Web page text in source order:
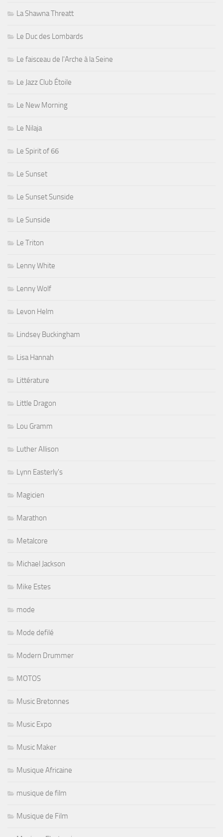
La Shawna Threatt
Le Duc des Lombards
Le faisceau de l'Arche à la Seine
Le Jazz Club Étoile
Le New Morning
Le Nilaja
Le Spirit of 66
Le Sunset
Le Sunset Sunside
Le Sunside
Le Triton
Lenny White
Lenny Wolf
Levon Helm
Lindsey Buckingham
Lisa Hannah
Littérature
Little Dragon
Lou Gramm
Luther Allison
Lynn Easterly's
Magicien
Marathon
Metalcore
Michael Jackson
Mike Estes
mode
Mode defilé
Modern Drummer
MOTOS
Music Bretonnes
Music Expo
Music Maker
Musique Africaine
musique de film
Musique de Film